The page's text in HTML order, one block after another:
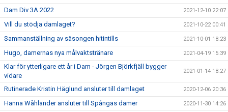
Dam Div 3A 2022 2021-12-10 22:07
Vill du stödja damlaget? 2021-10-22 00:41
Sammanställning av säsongen hitintills 2021-10-01 18:23
Hugo, damernas nya målvaktstränare 2021-04-19 15:39
Klar för ytterligare ett år i Dam - Jörgen Björkfjäll bygger
vidare
2021-01-14 18:27
Rutinerade Kristin Häglund ansluter till damlaget 2020-12-06 20:36
Hanna Wåhlander ansluter till Spångas damer 2020-11-30 14:26